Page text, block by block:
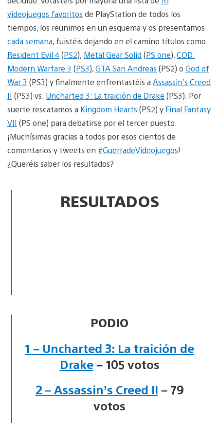
videojuegos favoritos de PlayStation de todos los
tiempos, los reunimos en un esquema y os presentamos
cada semana, fuistéis dejando en el camino títulos como
Resident Evil 4(PS2), Metal Gear Solid (PS one),COD:
Modern Warfare 3 (PS3),GTA San Andreas (PS2) o God of
War 3 (PS3) y finalmente enfrentastéis a Assassin’s Creed
II (PS3) vs. Uncharted 3: La traición de Drake (PS3). Por
suerte rescatamos a Kingdom Hearts (PS2) y Final Fantasy
VII (PS one) para debatirse por el tercer puesto.
¡Muchísimas gracias a todos por esos cientos de
comentarios y tweets en #GuerradeVideojuegos!
¿Queréis saber los resultados?
RESULTADOS
PODIO
1 – Uncharted 3: La traición de
Drake– 105 votos
2 – Assassin’s Creed II – 79
votos